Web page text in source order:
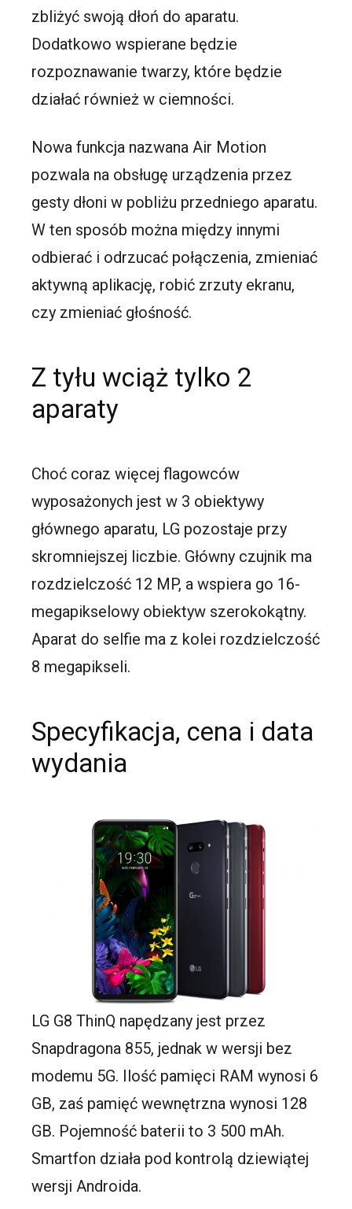
zbliżyć swoją dłoń do aparatu.
Dodatkowo wspierane będzie
rozpoznawanie twarzy, które będzie
działać również w ciemności.
Nowa funkcja nazwana Air Motion
pozwala na obsługę urządzenia przez
gesty dłoni w pobliżu przedniego aparatu.
W ten sposób można między innymi
odbierać i odrzucać połączenia, zmieniać
aktywną aplikację, robić zrzuty ekranu,
czy zmieniać głośność.
Z tyłu wciąż tylko 2
aparaty
Choć coraz więcej flagowców
wyposażonych jest w 3 obiektywy
głównego aparatu, LG pozostaje przy
skromniejszej liczbie. Główny czujnik ma
rozdzielczość 12 MP, a wspiera go 16-
megapikselowy obiektyw szerokokątny.
Aparat do selfie ma z kolei rozdzielczość
8 megapikseli.
Specyfikacja, cena i data
wydania
LG G8 ThinQ napędzany jest przez
Snapdragona 855, jednak w wersji bez
modemu 5G. Ilość pamięci RAM wynosi 6
GB, zaś pamięć wewnętrzna wynosi 128
GB. Pojemność baterii to 3 500 mAh.
Smartfon działa pod kontrolą dziewiątej
wersji Androida.